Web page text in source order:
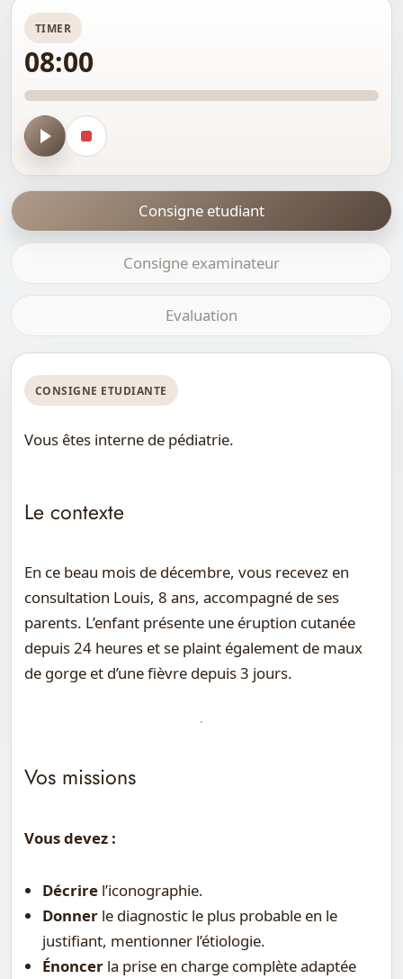
TIMER
08:00
Lancer
timer
Arreter
timer
Consigne etudiant
Consigne examinateur
Evaluation
CONSIGNE ETUDIANTE
Vous êtes interne de pédiatrie.
Le contexte
En ce beau mois de décembre, vous recevez en
consultation Louis, 8 ans, accompagné de ses
parents. L’enfant présente une éruption cutanée
depuis 24 heures et se plaint également de maux
de gorge et d’une fièvre depuis 3 jours.
Vos missions
Vous devez :
Décrire l’iconographie.
Donner le diagnostic le plus probable en le
justifiant, mentionner l’étiologie.
Énoncer la prise en charge complète adaptée